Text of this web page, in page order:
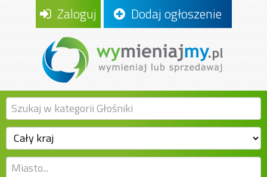
Zaloguj Dodaj ogłoszenie